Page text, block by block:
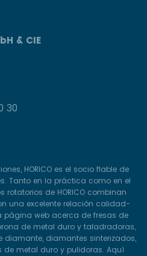
& CIE
30
HORICO es el socio fiable de
Tanto en la práctica como en el
rotatorios de HORICO combinan
una excelente relación calidad-
página web acerca de fresas de
de metal duro y taladradoras,
diamante, diamantes sinterizados,
de metal duro y pulidoras. Aquí